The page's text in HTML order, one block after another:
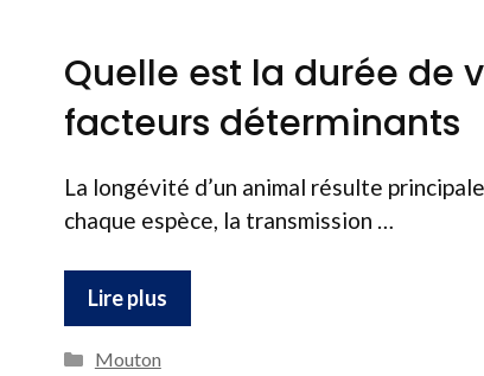
Quelle est la durée de
facteurs déterminants
La longévité d’un animal résulte
chaque espèce, la transmission …
Lire plus
Catégories
Mouton